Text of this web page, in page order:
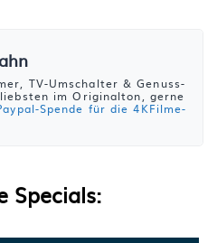
TV-Umschalter & Genuss-
im Originalton, gerne
Spende für die 4KFilme-
Specials: